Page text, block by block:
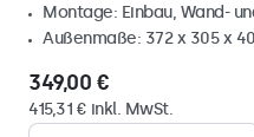
Montage: Einbau, Wand-
Außenmaße: 372 x 305 x
349,00 €
415,31 € inkl. MwSt.